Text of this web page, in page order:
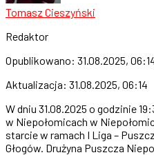
Tomasz Cieszyński
Redaktor
Opublikowano: 31.08.2025,
Aktualizacja: 31.08.2025, 06:14
W dniu 31.08.2025 o godzinie
w Niepołomicach w
starcie w ramach I Liga –
Głogów. Drużyna Puszcza